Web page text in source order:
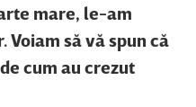
mare, le-am
Voiam să vă spun că
cum au crezut